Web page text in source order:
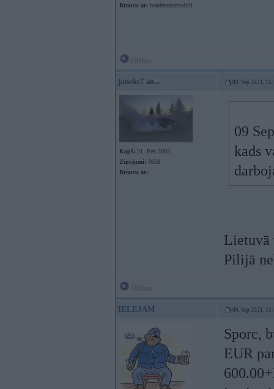
Braucu ar: banderautomobili
janeks7 09. Sep 2021,
Kopš: 21. Feb 2005
Ziņojumi: 3658
Braucu ar:
09
kads
Lietuvā
Pilijā
IELEJAM 09. Sep 2021,
Sporc,
EUR